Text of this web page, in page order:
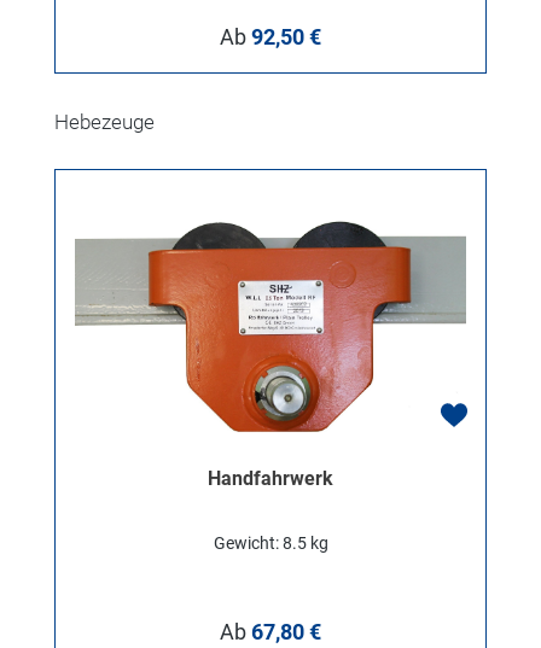
Regulärer Preis:
Ab92,50 €
Produktgalerie überspringen
Hebezeuge
Handfahrwerk
Gewicht: 8.5 kg
Regulärer Preis:
Ab67,80 €